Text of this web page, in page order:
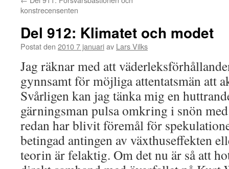
konstrecensenten
Del 912: Klimatet och modet
Postat den 2010 7 januariav Lars Vilks
Jag räknar med att
gynnsamt för möjliga attentatsmän att
Svårligen kan jag tänka mig en
gärningsman pulsa omkring i snön
redan har blivit föremål för
betingad antingen av växthuseffekten
teorin är felaktig. Om det nu är så att